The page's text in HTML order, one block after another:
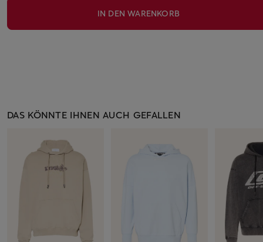
IN DEN WARENKORB
DAS KÖNNTE IHNEN AUCH GEFALLEN